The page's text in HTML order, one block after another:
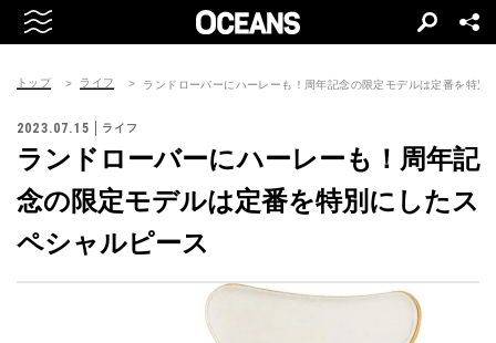
トップ ライフ ランドローバーにハーレーも！周年記念の限定モデルは定番を特別
2023.07.15 ライフ
ランドローバーにハーレーも！周年記
念の限定モデルは定番を特別にしたス
ペシャルピース